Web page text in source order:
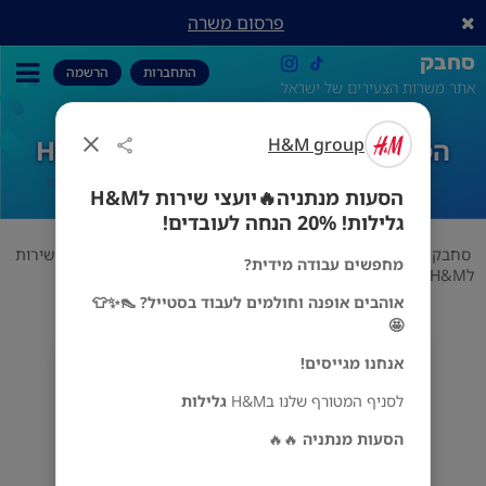
H&M group
הסעות מנתניה🔥יועצי שירות לH&M
גלילות! 20% הנחה לעובדים!
מחפשים עבודה מידית?
אוהבים אופנה וחולמים לעבוד בסטייל? 👠✨👕
🤩
אנחנו מגייסים!
לסניף המטורף שלנו בH&M
גלילות
הסעות מנתניה 🔥🔥
פרסום משרה
סחבק
אתר משרות הצעירים של ישראל
התחברות הרשמה
הסעות מנתניה🔥יועצי שירות לH&M
גלילות! 20% הנחה לעובדים!
סחבק H&M group
הסעות מנתניה🔥יועצי שירות
לH&M גלילות! 20% הנחה לעובדים!
H&M group
מס' אזורים